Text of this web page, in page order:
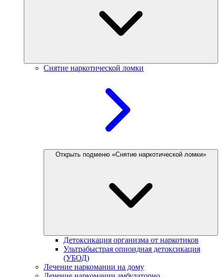
Снятие наркотической ломки
Открыть подменю «Снятие наркотической ломки»
Детоксикация организма от наркотиков
Ультрабыстрая опиоидная детоксикация
(УБОД)
Лечение наркомании на дому